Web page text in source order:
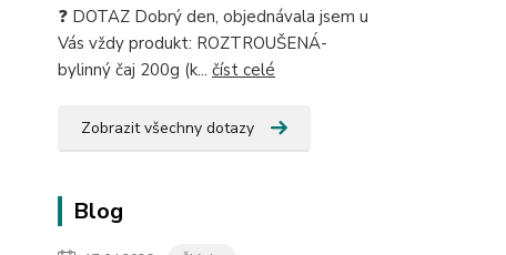
❓ DOTAZ Dobrý den, objednávala jsem u
Vás vždy produkt: ROZTROUŠENÁ-
bylinný čaj 200g (k... číst celé
Zobrazit všechny dotazy
Blog